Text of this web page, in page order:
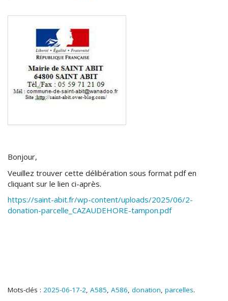
Bonjour,
Veuillez trouver cette délibération sous format pdf en
cliquant sur le lien ci-après.
https://saint-abit.fr/wp-content/uploads/2025/06/2-
donation-parcelle_CAZAUDEHORE-tampon.pdf
Mots-clés : 2025-06-17-2, A585, A586, donation, parcelles.